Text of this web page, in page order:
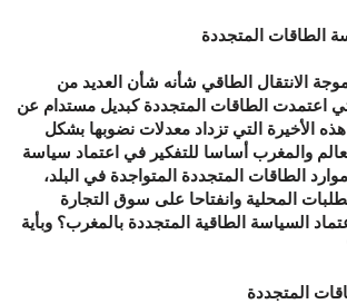
الطاقات المتجددة
الانتقال الطاقي شأنه شأن العديد من
اعتمدت الطاقات المتجددة كبديل مستدام عن
هذه الأخيرة التي تزداد معدلات نضوبها بشكل
والمغرب أساسا للتفكير في اعتماد سياسة
الطاقات المتجددة المتواجدة في البلد،
المحلية وانفتاحا على سوق التجارة
السياسة الطاقية المتجددة بالمغرب؟ وبأية
المتجددة